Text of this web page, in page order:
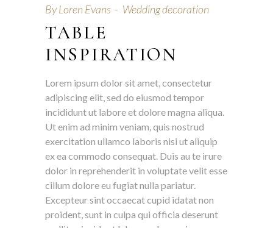
ByLoren Evans Wedding decoration
TABLE
INSPIRATION
Lorem ipsum dolor sit amet, consectetur
adipiscing elit, sed do eiusmod tempor
incididunt ut labore et dolore magna aliqua.
Ut enim ad minim veniam, quis nostrud
exercitation ullamco laboris nisi ut aliquip
ex ea commodo consequat. Duis au te irure
dolor in reprehenderit in voluptate velit esse
cillum dolore eu fugiat nulla pariatur.
Excepteur sint occaecat cupid idatat non
proident, sunt in culpa qui officia deserunt